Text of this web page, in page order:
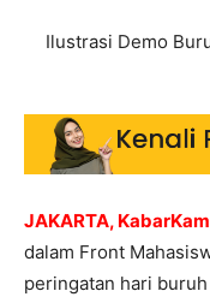
Ilustrasi Demo
JAKARTA,
dalam Front
peringatan hari